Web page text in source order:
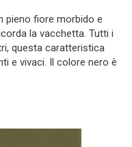
pieno fiore morbido e
la vacchetta. Tutti i
questa caratteristica
e vivaci. Il colore nero è